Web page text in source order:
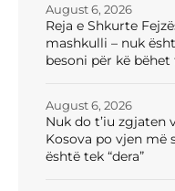
Reja e Shkurte
mashkulli – nuk
besoni për kë bëhet
August 6, 2026
Nuk do t’iu zgjaten
Kosova po vjen më
është tek “dera”
August 6, 2026